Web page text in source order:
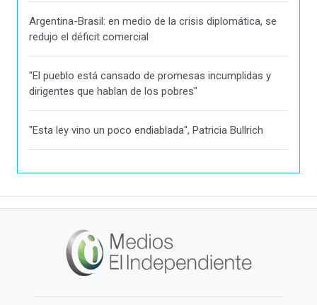
Argentina-Brasil: en medio de la crisis diplomática, se
redujo el déficit comercial
"El pueblo está cansado de promesas incumplidas y
dirigentes que hablan de los pobres"
"Esta ley vino un poco endiablada", Patricia Bullrich